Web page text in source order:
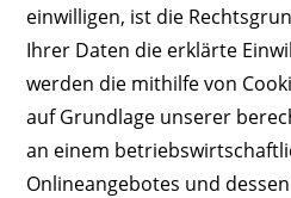
einwilligen, ist die
Ihrer Daten die erklärte
werden die mithilfe von
auf Grundlage unserer
an einem
Onlineangebotes und